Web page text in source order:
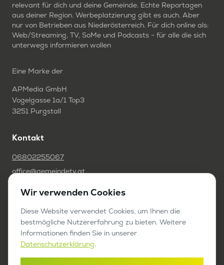
relevant für dich und deine Gemeinde. Echte Reportagen
aus deiner Region. Werbeplatzierung gibt es auch. Aber
nur von Betrieben aus Niederösterreich. Für dich online als:
Web/Streaming, TV, SoMe und Podcasts - für alle die sich
unterwegs informieren wollen
Eine Marke der
APMedia GmbH
Vogelgasse 1a/1 Top3
3251 Purgstall
Kontakt
06802255067
office@gemeindetv.at
FAQ
IMPRESSUM
DATENSCHUTZ
Werben auf GemeindeTV
Wir verwenden Cookies
Diese Website verwendet Cookies, um Ihnen die
bestmögliche Nutzererfahrung zu bieten. Weitere
Informationen finden Sie in unserer
Datenschutzerklärung.